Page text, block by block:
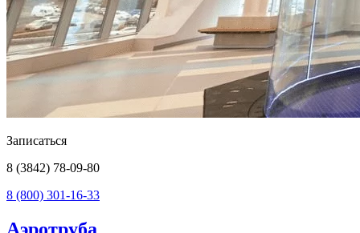
Записаться
8 (3842) 78-09-80
8 (800) 301-16-33